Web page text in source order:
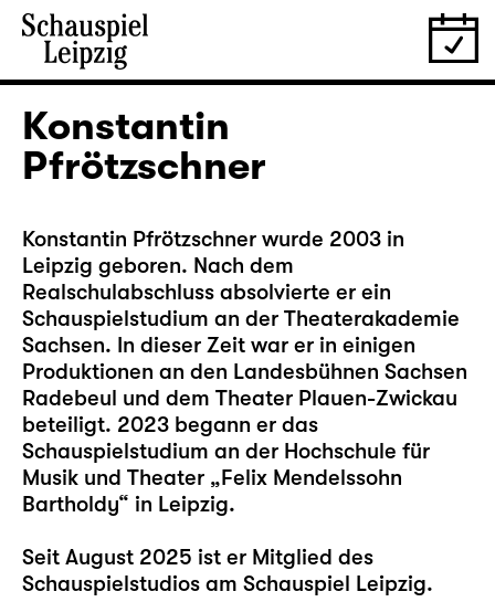
Konstantin
Pfrötzschner
Konstantin Pfrötzschner wurde 2003 in
Leipzig geboren. Nach dem
Realschulabschluss absolvierte er ein
Schauspielstudium an der Theaterakademie
Sachsen. In dieser Zeit war er in einigen
Produktionen an den Landesbühnen Sachsen
Radebeul und dem Theater Plauen-Zwickau
beteiligt. 2023 begann er das
Schauspielstudium an der Hochschule für
Musik und Theater „Felix Mendelssohn
Bartholdy“ in Leipzig.
Seit August 2025 ist er Mitglied des
Schauspielstudios am Schauspiel Leipzig.